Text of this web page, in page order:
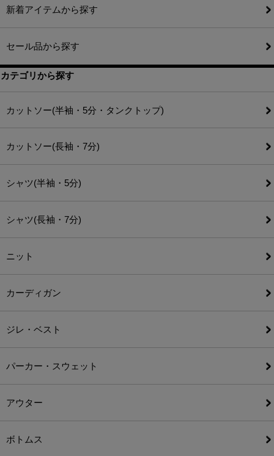
新着アイテムから探す
セール品から探す
カテゴリから探す
カットソー(半袖・5分・タンクトップ)
カットソー(長袖・7分)
シャツ(半袖・5分)
シャツ(長袖・7分)
ニット
カーディガン
ジレ・ベスト
パーカー・スウェット
アウター
ボトムス